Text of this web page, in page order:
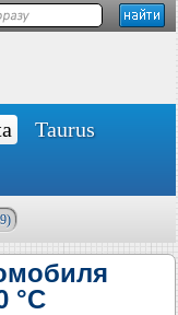
Taurus
°С